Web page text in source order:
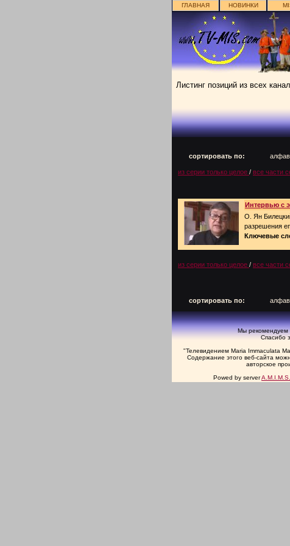
ГЛАВНАЯ НОВИНКИ
Листинг позиций из всех
сортировать по:
из серии только целое / все части
Интервью с
О. Ян
разрешения
Ключевые
из серии только целое / все части
сортировать по:
Мы рекомендуем
Спасибо
"Телевидением Maria Immaculata
Содержание этого веб-сайта
авторское
Powed by serverA.M.I.M.S.